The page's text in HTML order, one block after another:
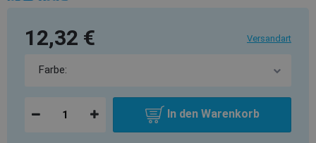
12,32 € Versandart
In den Warenkorb